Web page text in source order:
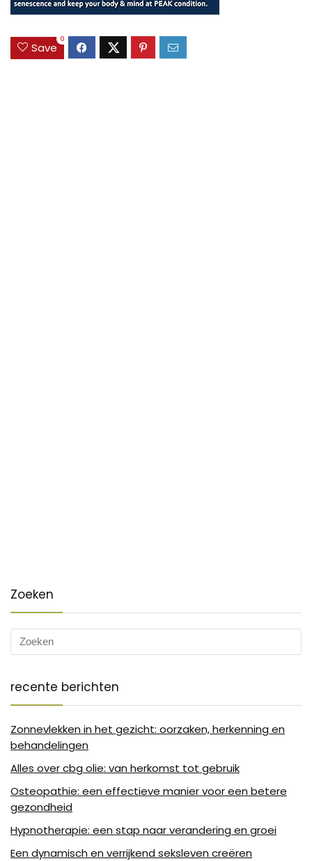
Save
0
Zoeken
recente berichten
Zonnevlekken in het gezicht: oorzaken, herkenning en
behandelingen
Alles over cbg olie: van herkomst tot gebruik
Osteopathie: een effectieve manier voor een betere
gezondheid
Hypnotherapie: een stap naar verandering en groei
Een dynamisch en verrijkend seksleven creëren